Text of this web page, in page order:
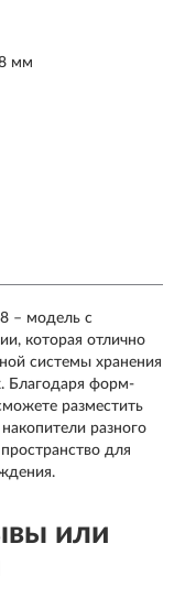
мм
– модель с
которая отлично
системы хранения
Благодаря форм-
разместить
разного
для
или